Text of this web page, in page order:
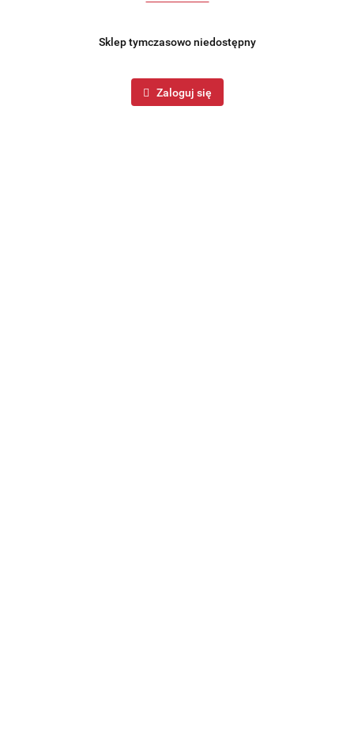
Sklep tymczasowo niedostępny
Zaloguj się